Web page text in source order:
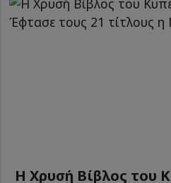
Η Χρυσή Βίβλος του